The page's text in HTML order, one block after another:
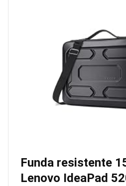
Funda resistente
Lenovo IdeaPad